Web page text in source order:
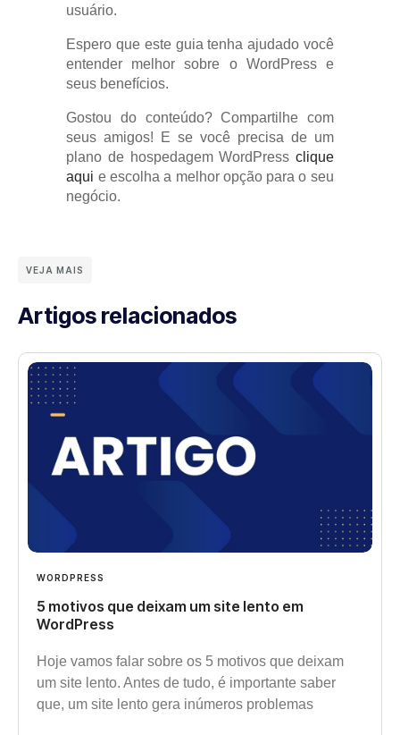
usuário.
Espero que este guia tenha ajudado você
entender melhor sobre o WordPress e
seus benefícios.
Gostou do conteúdo? Compartilhe com
seus amigos! E se você precisa de um
plano de hospedagem WordPress clique
aqui e escolha a melhor opção para o seu
negócio.
VEJA MAIS
Artigos relacionados
WORDPRESS
5 motivos que deixam um site lento em
WordPress
Hoje vamos falar sobre os 5 motivos que deixam
um site lento. Antes de tudo, é importante saber
que, um site lento gera inúmeros problemas